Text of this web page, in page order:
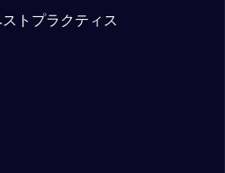
トプラクティス